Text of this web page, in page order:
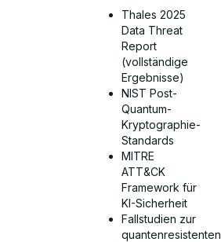
Thales 2025
Data Threat
Report
(vollständige
Ergebnisse)
NIST Post-
Quantum-
Kryptographie-
Standards
MITRE
ATT&CK
Framework für
KI-Sicherheit
Fallstudien zur
quantenresistenten